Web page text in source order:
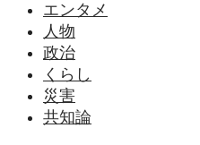
エンタメ
人物
政治
くらし
災害
共知論